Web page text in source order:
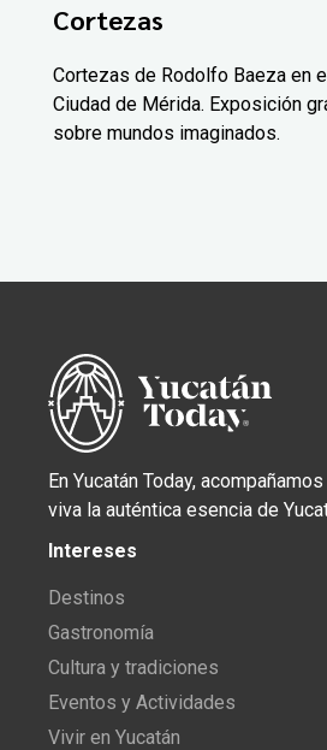
Cortezas
Cortezas de Rodolfo Baeza en
Ciudad de Mérida. Exposición
sobre mundos imaginados.
En Yucatán Today,
viva la auténtica esencia de
Intereses
Destinos
Gastronomía
Cultura y tradiciones
Eventos y Actividades
Vivir en Yucatán